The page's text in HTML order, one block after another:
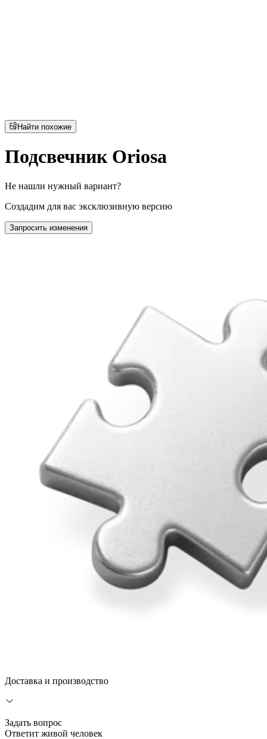
Найти похожие
Подсвечник Oriosa
Не нашли нужный вариант?
Создадим для вас эксклюзивную версию
Запросить изменения
Доставка и производство
Задать вопрос
Ответит живой человек